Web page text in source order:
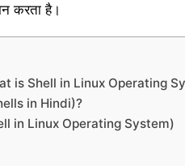
करता है।
is Shell in Linux Operating
in Hindi)?
in Linux Operating System)